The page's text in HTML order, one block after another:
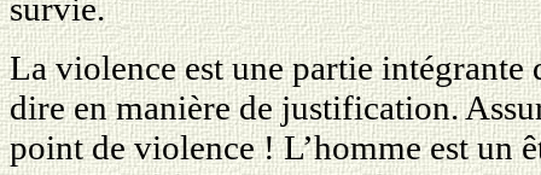
survie.
La violence est une partie intégrante
dire en manière de justification.
point de violence ! L’homme est un